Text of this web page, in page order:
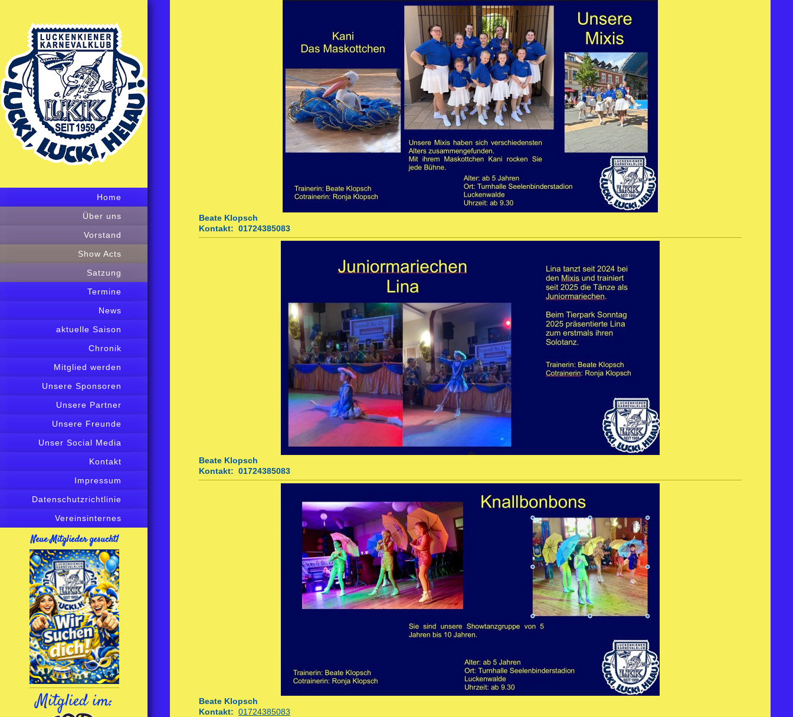
Home
Über uns
Vorstand
Show Acts
Satzung
Termine
News
aktuelle Saison
Chronik
Mitglied werden
Unsere Sponsoren
Unsere Partner
Unsere Freunde
Unser Social Media
Kontakt
Impressum
Datenschutzrichtlinie
Vereinsinternes
Neue Mitglieder gesucht!
Mitglied im:
Beate Klopsch
Kontakt: 01724385083
Beate Klopsch
Kontakt: 01724385083
Beate Klopsch
Kontakt: 01724385083